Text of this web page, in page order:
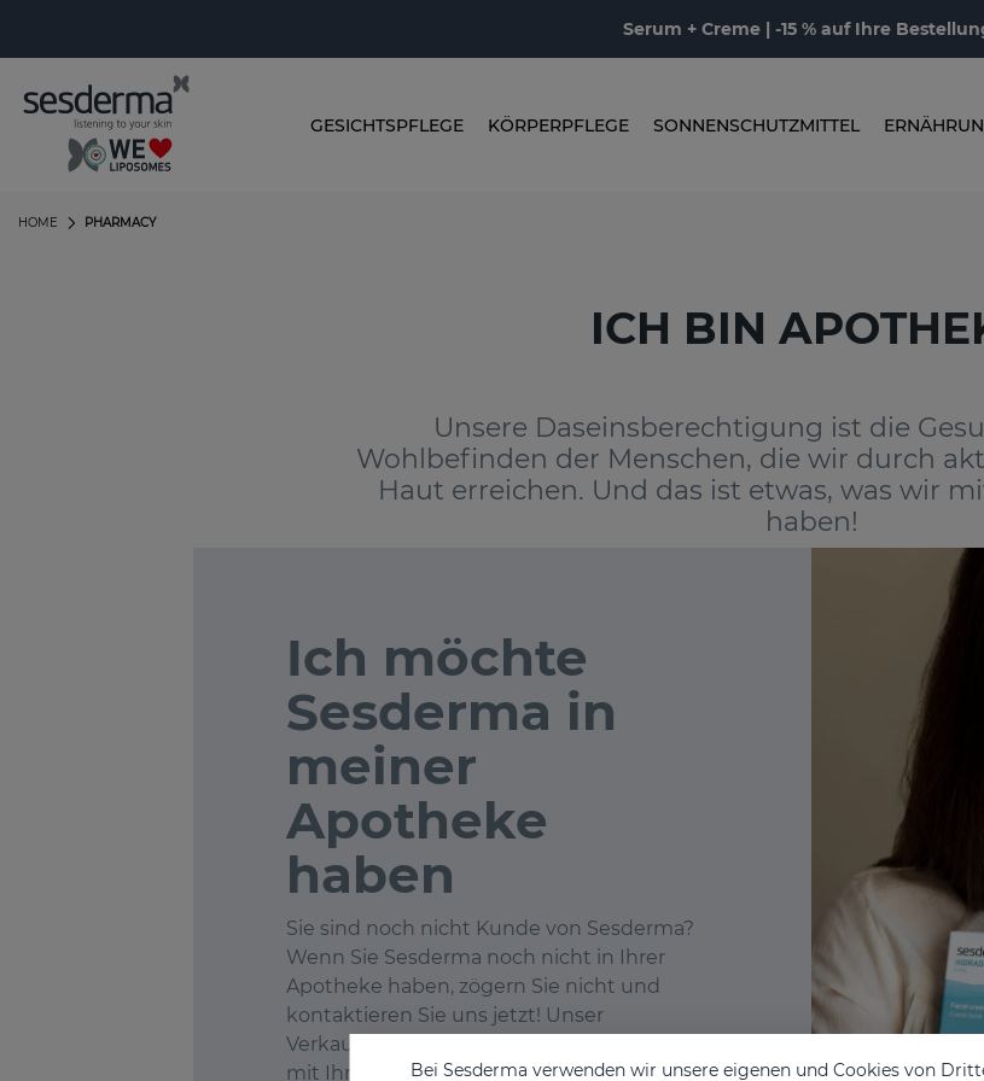
Serum + Creme | -15 % auf Ihre
GESICHTSPFLEGE KÖRPERPFLEGE SONNENSCHUTZMITTEL
PHARMACY
HOME
ICH BIN
Unsere Daseinsberechtigung ist die
Wohlbefinden der Menschen, die wir durch
Haut erreichen. Und das ist etwas, was wir
haben!
Ich möchte
Sesderma in
meiner
Apotheke
haben
Sie sind noch nicht Kunde von Sesderma?
Wenn Sie Sesderma noch nicht in Ihrer
Apotheke haben, zögern Sie nicht und
kontaktieren Sie uns jetzt! Unser
Verkaufsteam freut sich auf ein Gespräch
mit Ihnen.
Bei Sesderma verwenden wir unsere eigenen und Cookies von